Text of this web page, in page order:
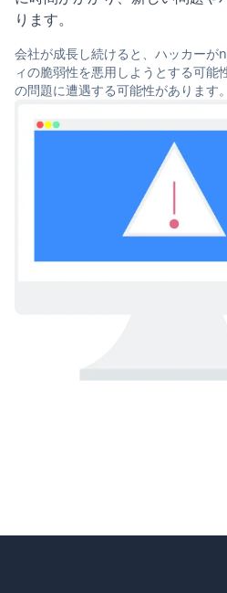
ります。
会社が成長し続けると、ハッカー
ィの脆弱性を悪用しようとする可能
の問題に遭遇する可能性があります。